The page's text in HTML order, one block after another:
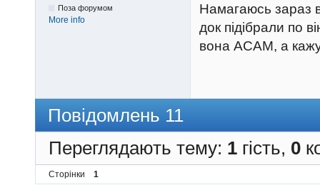
Поза форумом
More info
Намагаюсь зараз
док підібрали по
вона АСАМ, а
Повідомлень 11
Переглядають тему: 1 гість, 0
Сторінки 1